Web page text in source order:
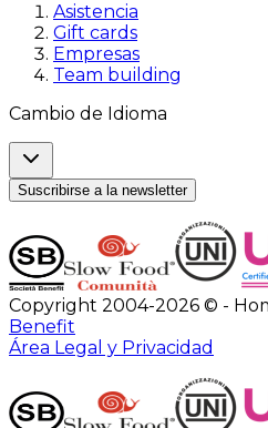
Asistencia
Gift cards
Empresas
Team building
Cambio de Idioma
Suscribirse a la newsletter
Copyright 2004-2026 © -
Benefit
Área Legal y Privacidad